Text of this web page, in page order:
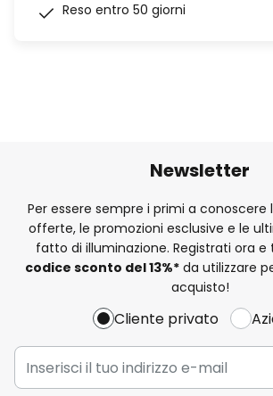
Reso entro 50 giorni
Newsletter
Per essere sempre i primi a conoscere
offerte, le promozioni esclusive e le
fatto di illuminazione. Registrati ora e
codice sconto del13%*da utilizzare
acquisto!
Cliente privato